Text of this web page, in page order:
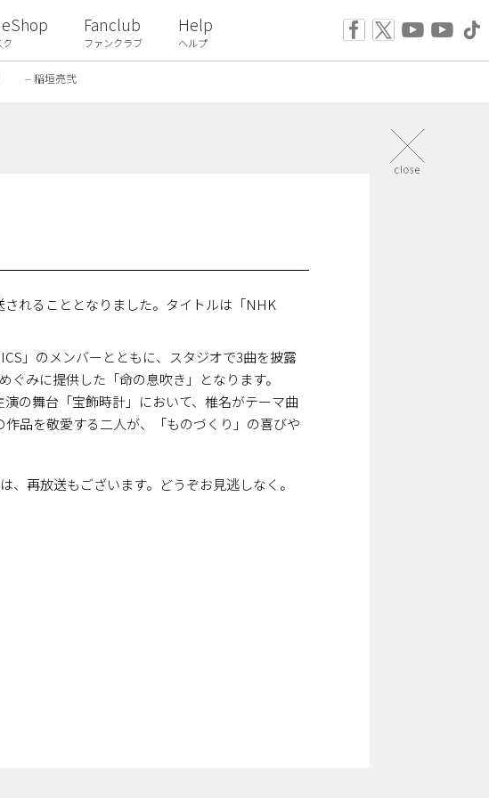
Fanclub
ファンクラブ
Help
ヘルプ
稲垣亮弐
れることとなりました。タイトルは「NHK
」のメンバーとともに、スタジオで3曲を披露
みに提供した「命の息吹き」となります。
の舞台「宝飾時計」において、椎名がテーマ曲
品を敬愛する二人が、「ものづくり」の喜びや
、再放送もございます。どうぞお見逃しなく。